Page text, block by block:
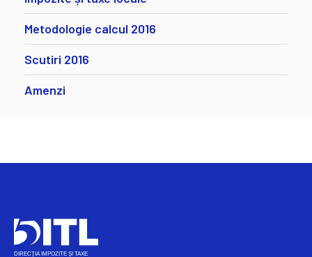
Metodologie calcul 2016
Scutiri 2016
Amenzi